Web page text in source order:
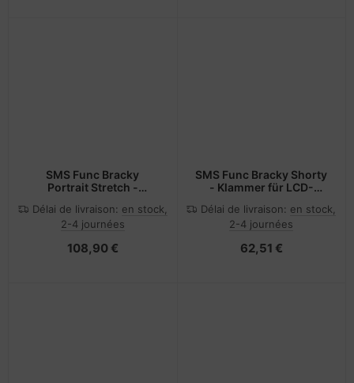
SMS Func Bracky
Portrait Stretch -
(Wandbefestigung)
Délai de livraison: en stock,
2-4 journées
108,90 €
SMS Func Bracky Shorty
- Klammer für LCD-
Délai de livraison: en stock,
2-4 journées
62,51 €